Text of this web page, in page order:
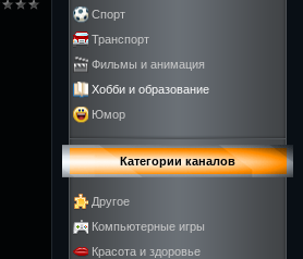
Спорт
Транспорт
Фильмы и анимация
Хобби и образование
Юмор
Категории каналов
Другое
Компьютерные игры
Красота и здоровье